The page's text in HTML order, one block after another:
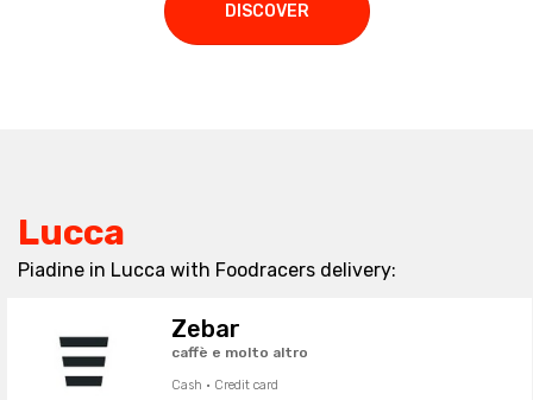
DISCOVER
Lucca
Piadine in Lucca with Foodracers delivery:
Zebar
caffè e molto altro
Cash · Credit card